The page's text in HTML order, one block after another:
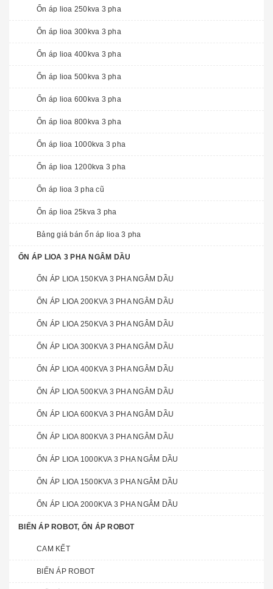
Ổn áp lioa 250kva 3 pha
Ổn áp lioa 300kva 3 pha
Ổn áp lioa 400kva 3 pha
Ổn áp lioa 500kva 3 pha
Ổn áp lioa 600kva 3 pha
Ổn áp lioa 800kva 3 pha
Ổn áp lioa 1000kva 3 pha
Ổn áp lioa 1200kva 3 pha
Ổn áp lioa 3 pha cũ
Ổn áp lioa 25kva 3 pha
Bảng giá bán ổn áp lioa 3 pha
ỔN ÁP LIOA 3 PHA NGÂM DẦU
ỔN ÁP LIOA 150KVA 3 PHA NGÂM DẦU
ỔN ÁP LIOA 200KVA 3 PHA NGÂM DẦU
ỔN ÁP LIOA 250KVA 3 PHA NGÂM DẦU
ỔN ÁP LIOA 300KVA 3 PHA NGÂM DẦU
ỔN ÁP LIOA 400KVA 3 PHA NGÂM DẦU
ỔN ÁP LIOA 500KVA 3 PHA NGÂM DẦU
ỔN ÁP LIOA 600KVA 3 PHA NGÂM DẦU
ỔN ÁP LIOA 800KVA 3 PHA NGÂM DẦU
ỔN ÁP LIOA 1000KVA 3 PHA NGÂM DẦU
ỔN ÁP LIOA 1500KVA 3 PHA NGÂM DẦU
ỔN ÁP LIOA 2000KVA 3 PHA NGÂM DẦU
BIẾN ÁP ROBOT, ỔN ÁP ROBOT
CAM KẾT
BIẾN ÁP ROBOT